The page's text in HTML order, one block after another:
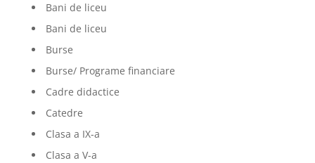
Bani de liceu
Bani de liceu
Burse
Burse/ Programe financiare
Cadre didactice
Catedre
Clasa a IX-a
Clasa a V-a